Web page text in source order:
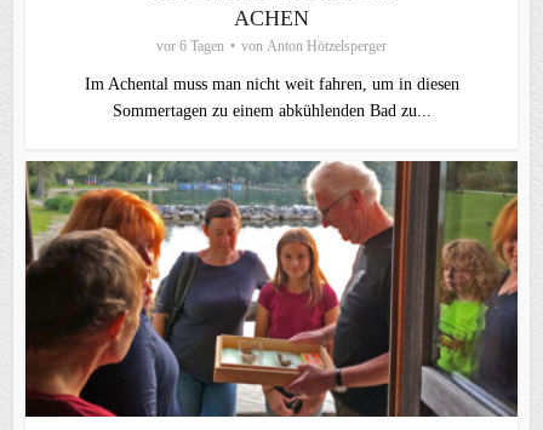
ACHEN
vor 6 Tagen von Anton Hötzelsperger
Im Achental muss man nicht weit fahren, um in diesen
Sommertagen zu einem abkühlenden Bad zu...